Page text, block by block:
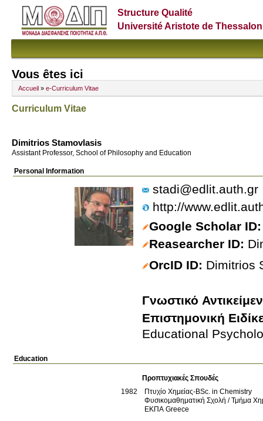
Structure Qualité
Université Aristote de
Vous êtes ici
Accueil » e-Curriculum Vitae
Curriculum Vitae
Dimitrios Stamovlasis
Assistant Professor, School of Philosophy and Education
Personal Information
stadi@edlit.auth.gr
http://
Google Scholar ID
Reasearcher ID
OrcID ID
Dimitrios
Γνωστικό
Επιστημονική
Educational
Education
Προπτυχιακές Σπουδές
1982
Πτυχίο Χημείας-BSc. in Chemistry
Φυσικομαθηματική Σχολή / Τμήμα
ΕΚΠΑ Greece